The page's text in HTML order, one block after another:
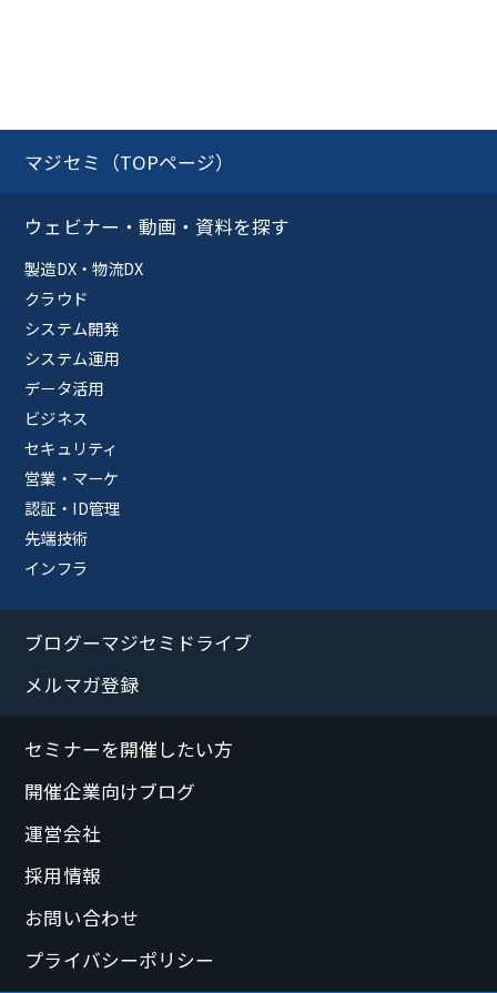
マジセミ（TOPページ）
ウェビナー・動画・資料を探す
製造DX・物流DX
クラウド
システム開発
システム運用
データ活用
ビジネス
セキュリティ
営業・マーケ
認証・ID管理
先端技術
インフラ
ブログーマジセミドライブ
メルマガ登録
セミナーを開催したい方
開催企業向けブログ
運営会社
採用情報
お問い合わせ
プライバシーポリシー